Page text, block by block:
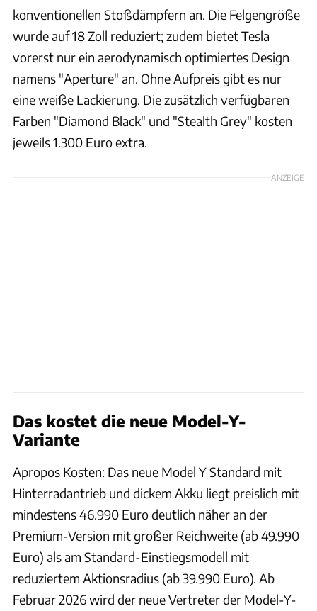
konventionellen Stoßdämpfern an. Die Felgengröße
wurde auf 18 Zoll reduziert; zudem bietet Tesla
vorerst nur ein aerodynamisch optimiertes Design
namens "Aperture" an. Ohne Aufpreis gibt es nur
eine weiße Lackierung. Die zusätzlich verfügbaren
Farben "Diamond Black" und "Stealth Grey" kosten
jeweils 1.300 Euro extra.
ANZEIGE
Das kostet die neue Model-Y-
Variante
Apropos Kosten: Das neue Model Y Standard mit
Hinterradantrieb und dickem Akku liegt preislich mit
mindestens 46.990 Euro deutlich näher an der
Premium-Version mit großer Reichweite (ab 49.990
Euro) als am Standard-Einstiegsmodell mit
reduziertem Aktionsradius (ab 39.990 Euro). Ab
Februar 2026 wird der neue Vertreter der Model-Y-